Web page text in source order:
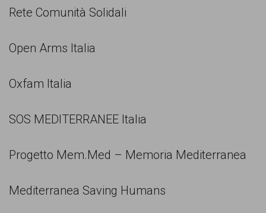
Rete Comunità Solidali
Open Arms Italia
Oxfam Italia
SOS MEDITERRANEE Italia
Progetto Mem.Med – Memoria Mediterranea
Mediterranea Saving Humans